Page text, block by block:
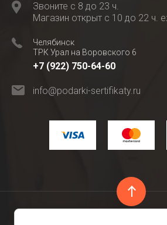
Звоните с 8 до 23 ч.
Магазин открыт с 10 до 22 ч.
Челябинск
ТРК Урал на Воровского 6
+7 (922) 750-64-60
info@podarki-sertifikaty.ru